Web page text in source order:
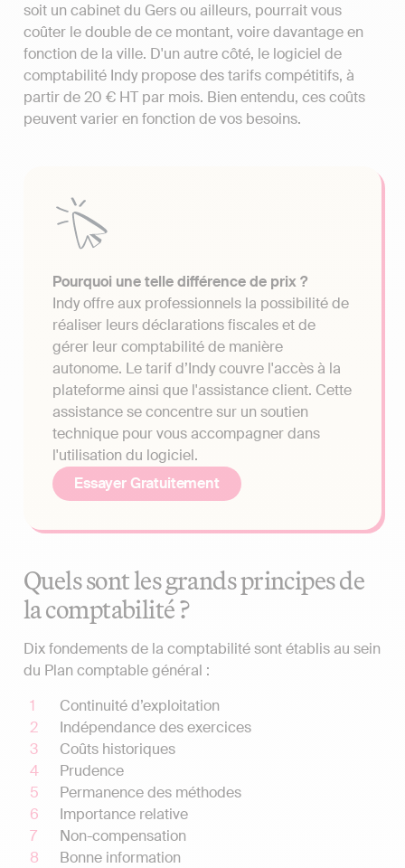
soit un cabinet du Gers ou ailleurs, pourrait vous
coûter le double de ce montant, voire davantage en
fonction de la ville. D'un autre côté, le logiciel de
comptabilité Indy propose des tarifs compétitifs, à
partir de 20 € HT par mois. Bien entendu, ces coûts
peuvent varier en fonction de vos besoins.
Pourquoi une telle différence de prix ?
Indy offre aux professionnels la possibilité de
réaliser leurs déclarations fiscales et de
gérer leur comptabilité de manière
autonome. Le tarif d’Indy couvre l'accès à la
plateforme ainsi que l'assistance client. Cette
assistance se concentre sur un soutien
technique pour vous accompagner dans
l'utilisation du logiciel.
Essayer Gratuitement
Quels sont les grands principes de
la comptabilité ?
Dix fondements de la comptabilité sont établis au sein
du Plan comptable général :
Continuité d’exploitation
Indépendance des exercices
Coûts historiques
Prudence
Permanence des méthodes
Importance relative
Non-compensation
Bonne information